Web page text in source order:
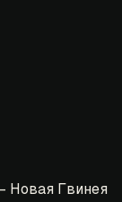
Новая Гвинея